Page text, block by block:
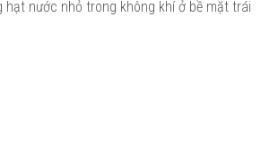
nước nhỏ trong không khí ở bề mặt trái